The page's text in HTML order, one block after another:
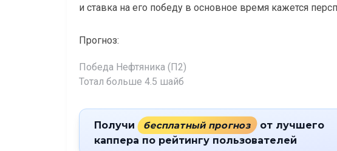
и ставка на его победу в основное время кажется
Прогноз:
Победа Нефтяника (П2)
Тотал больше 4.5 шайб
Получи бесплатный прогноз от лучшего
каппера по рейтингу пользователей